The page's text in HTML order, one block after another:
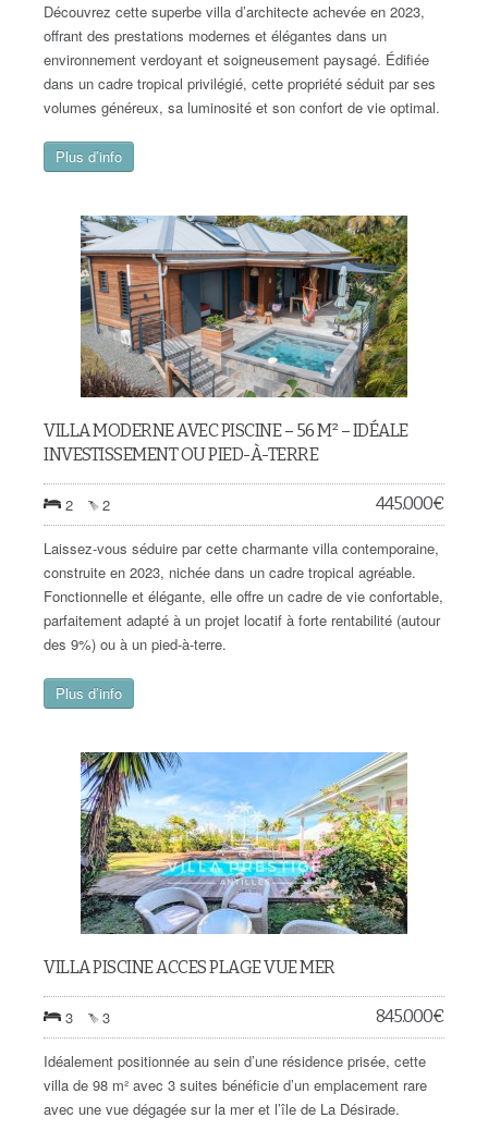
Découvrez cette superbe villa d’architecte achevée en 2023,
offrant des prestations modernes et élégantes dans un
environnement verdoyant et soigneusement paysagé. Édifiée
dans un cadre tropical privilégié, cette propriété séduit par ses
volumes généreux, sa luminosité et son confort de vie optimal.
Plus d’info
VILLA MODERNE AVEC PISCINE – 56 M² – IDÉALE
INVESTISSEMENT OU PIED-À-TERRE
2 2 445.000€
Laissez-vous séduire par cette charmante villa contemporaine,
construite en 2023, nichée dans un cadre tropical agréable.
Fonctionnelle et élégante, elle offre un cadre de vie confortable,
parfaitement adapté à un projet locatif à forte rentabilité (autour
des 9%) ou à un pied-à-terre.
Plus d’info
VILLA PISCINE ACCES PLAGE VUE MER
3 3 845.000€
Idéalement positionnée au sein d’une résidence prisée, cette
villa de 98 m² avec 3 suites bénéficie d’un emplacement rare
avec une vue dégagée sur la mer et l’île de La Désirade.